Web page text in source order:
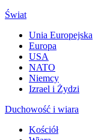
Świat
Unia Europejska
Europa
USA
NATO
Niemcy
Izrael i Żydzi
Duchowość i wiara
Kościół